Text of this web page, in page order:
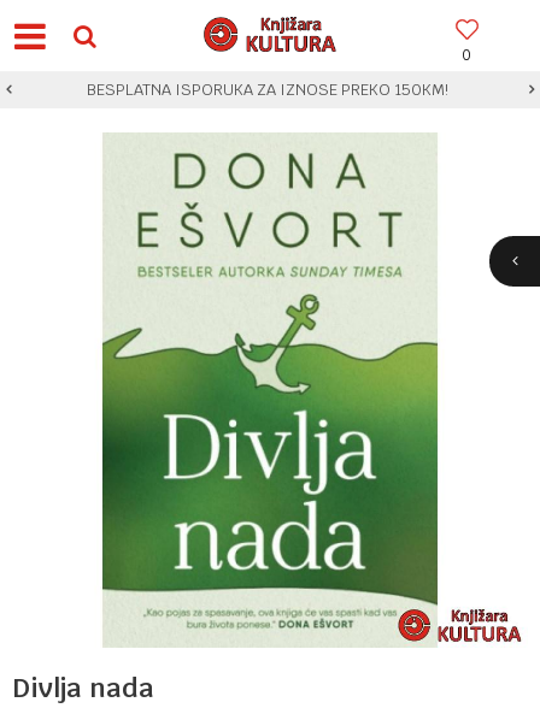
0
BESPLATNA ISPORUKA ZA IZNOSE PREKO 150KM!
Divlja nada